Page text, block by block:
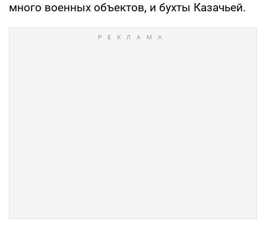
много военных объектов, и бухты Казачьей.